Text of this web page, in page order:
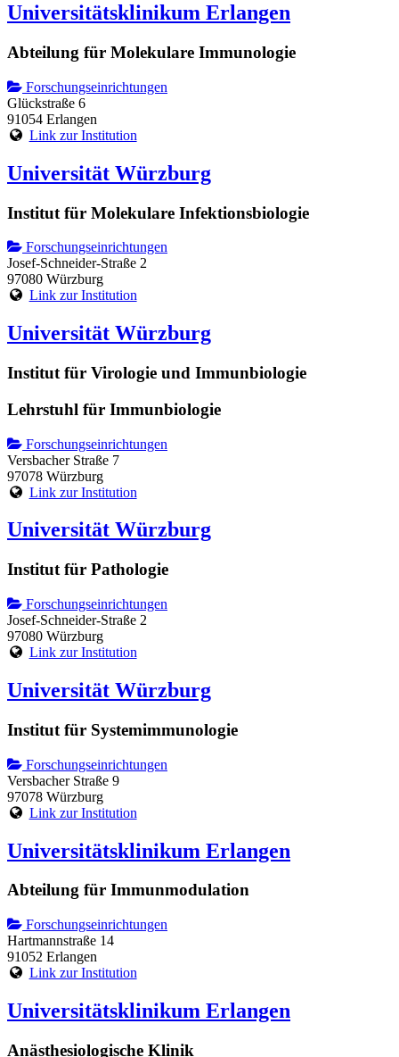
Universitätsklinikum Erlangen
Abteilung für Molekulare Immunologie
Forschungseinrichtungen
Glückstraße 6
91054 Erlangen
Link zur Institution
Universität Würzburg
Institut für Molekulare Infektionsbiologie
Forschungseinrichtungen
Josef-Schneider-Straße 2
97080 Würzburg
Link zur Institution
Universität Würzburg
Institut für Virologie und Immunbiologie
Lehrstuhl für Immunbiologie
Forschungseinrichtungen
Versbacher Straße 7
97078 Würzburg
Link zur Institution
Universität Würzburg
Institut für Pathologie
Forschungseinrichtungen
Josef-Schneider-Straße 2
97080 Würzburg
Link zur Institution
Universität Würzburg
Institut für Systemimmunologie
Forschungseinrichtungen
Versbacher Straße 9
97078 Würzburg
Link zur Institution
Universitätsklinikum Erlangen
Abteilung für Immunmodulation
Forschungseinrichtungen
Hartmannstraße 14
91052 Erlangen
Link zur Institution
Universitätsklinikum Erlangen
Anästhesiologische Klinik